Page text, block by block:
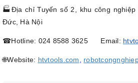
🏭 Địa chỉ Tuyến số 2, khu công
Đức, Hà Nội
☎︎Hotline: 024 8588 3625 Email:
🌐Website: htvtools.com